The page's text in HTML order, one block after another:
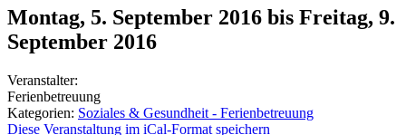
Montag, 5. September 2016 bis Freitag, 9.
September 2016
Veranstalter:
Ferienbetreuung
Kategorien: Soziales & Gesundheit - Ferienbetreuung
Diese Veranstaltung im iCal-Format speichern